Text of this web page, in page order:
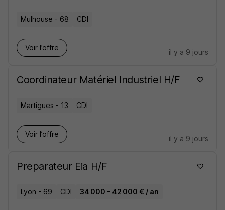
Mulhouse - 68 CDI
Voir l’offre
il y a 9 jours
Coordinateur Matériel Industriel H/F
Martigues - 13 CDI
Voir l’offre
il y a 9 jours
Preparateur Eia H/F
Lyon - 69 CDI 34 000 - 42 000 € / an